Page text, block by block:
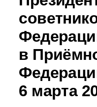
в
6 марта